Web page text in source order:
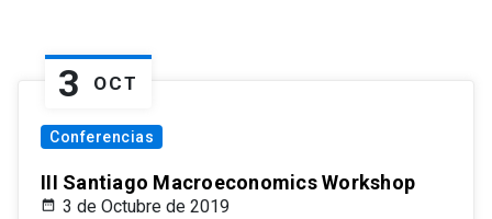
3 OCT
Conferencias
III Santiago Macroeconomics Workshop
3 de Octubre de 2019